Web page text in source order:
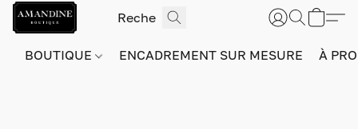
BOUTIQUE ENCADREMENT SUR MESURE À